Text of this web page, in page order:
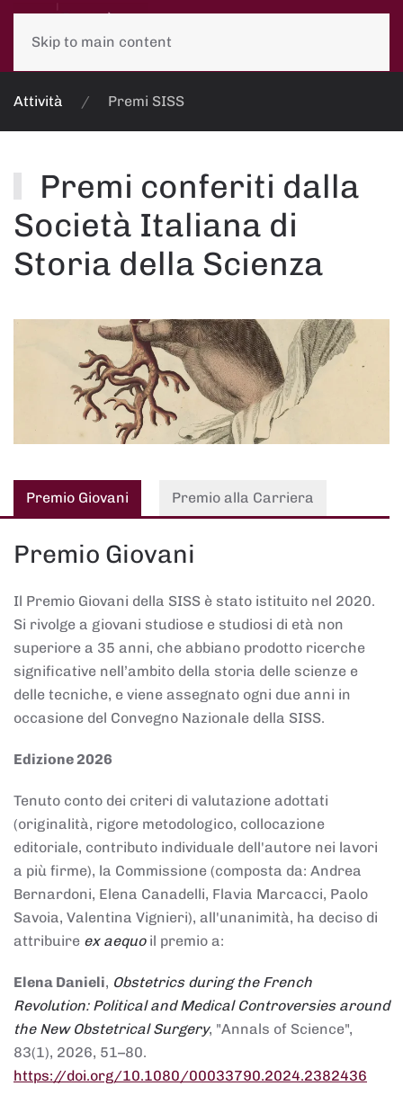
Skip to main content
Attività Premi SISS
Premi conferiti dalla
Società Italiana di
Storia della Scienza
Premio Giovani Premio alla Carriera
Premio Giovani
Il Premio Giovani della SISS è stato istituito nel 2020.
Si rivolge a giovani studiose e studiosi di età non
superiore a 35 anni, che abbiano prodotto ricerche
significative nell’ambito della storia delle scienze e
delle tecniche, e viene assegnato ogni due anni in
occasione del Convegno Nazionale della SISS.
Edizione 2026
Tenuto conto dei criteri di valutazione adottati
(originalità, rigore metodologico, collocazione
editoriale, contributo individuale dell'autore nei lavori
a più firme), la Commissione (composta da: Andrea
Bernardoni, Elena Canadelli, Flavia Marcacci, Paolo
Savoia, Valentina Vignieri), all'unanimità, ha deciso di
attribuire ex aequoil premio a:
Elena Danieli, Obstetrics during the French
Revolution: Political and Medical Controversies around
the New Obstetrical Surgery, "Annals of Science",
83(1), 2026, 51–80.
https://doi.org/10.1080/00033790.2024.2382436